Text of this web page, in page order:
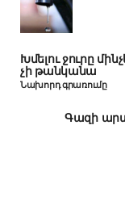
Խմելու ջուրը
չի թանկանա
Նախորդ գրառումը
Գազի